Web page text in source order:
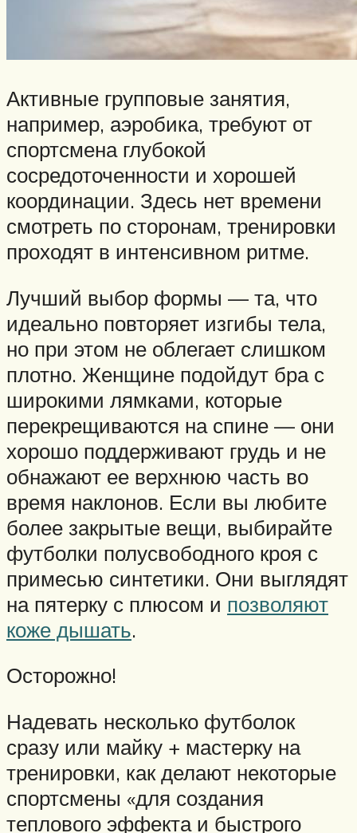
Активные групповые занятия,
например, аэробика, требуют от
спортсмена глубокой
сосредоточенности и хорошей
координации. Здесь нет времени
смотреть по сторонам, тренировки
проходят в интенсивном ритме.
Лучший выбор формы — та, что
идеально повторяет изгибы тела,
но при этом не облегает слишком
плотно. Женщине подойдут бра с
широкими лямками, которые
перекрещиваются на спине — они
хорошо поддерживают грудь и не
обнажают ее верхнюю часть во
время наклонов. Если вы любите
более закрытые вещи, выбирайте
футболки полусвободного кроя с
примесью синтетики. Они выглядят
на пятерку с плюсом и позволяют
коже дышать.
Осторожно!
Надевать несколько футболок
сразу или майку + мастерку на
тренировки, как делают некоторые
спортсмены «для создания
теплового эффекта и быстрого